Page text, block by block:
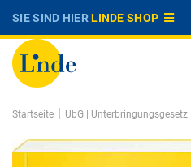
SIE SIND HIERLINDE SHOP
Startseite | UbG | Unterbringungsgesetz